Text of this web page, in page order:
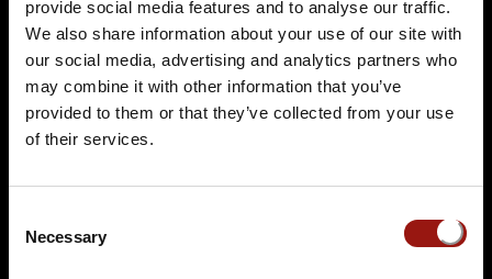
provide social media features and to analyse our traffic.
We also share information about your use of our site with
our social media, advertising and analytics partners who
may combine it with other information that you’ve
provided to them or that they’ve collected from your use
of their services.
Selection
Necessary
Auf der Karte anzeigen
109,90 €